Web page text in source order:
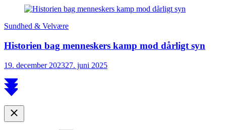
Sundhed & Velvære
Historien bag menneskers kamp mod dårligt syn
19. december 202327. juni 2025
Scroll
to
Close